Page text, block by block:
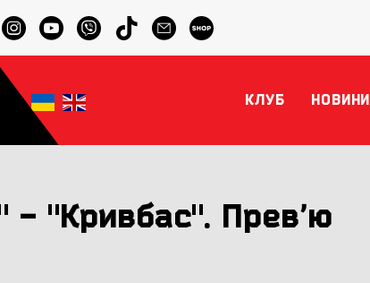
КЛУБ НОВИНИ
- "Кривбас". Превʼю